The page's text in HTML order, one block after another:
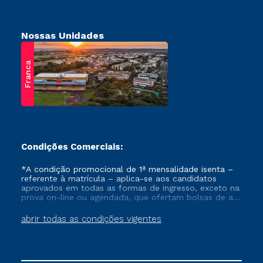
Nossas Unidades
Franca
Condições Comerciais:
abrir todas as condições vigentes
*A condição promocional de 1ª mensalidade isenta –
referente à matrícula – aplica-se aos candidatos
aprovados em todas as formas de ingresso, exceto na
prova on-line ou agendada, que ofertam bolsas de até
vigente, que ainda não tenham efetivado e/ou não
tenham cancelado ou trancado sua matrícula em uma